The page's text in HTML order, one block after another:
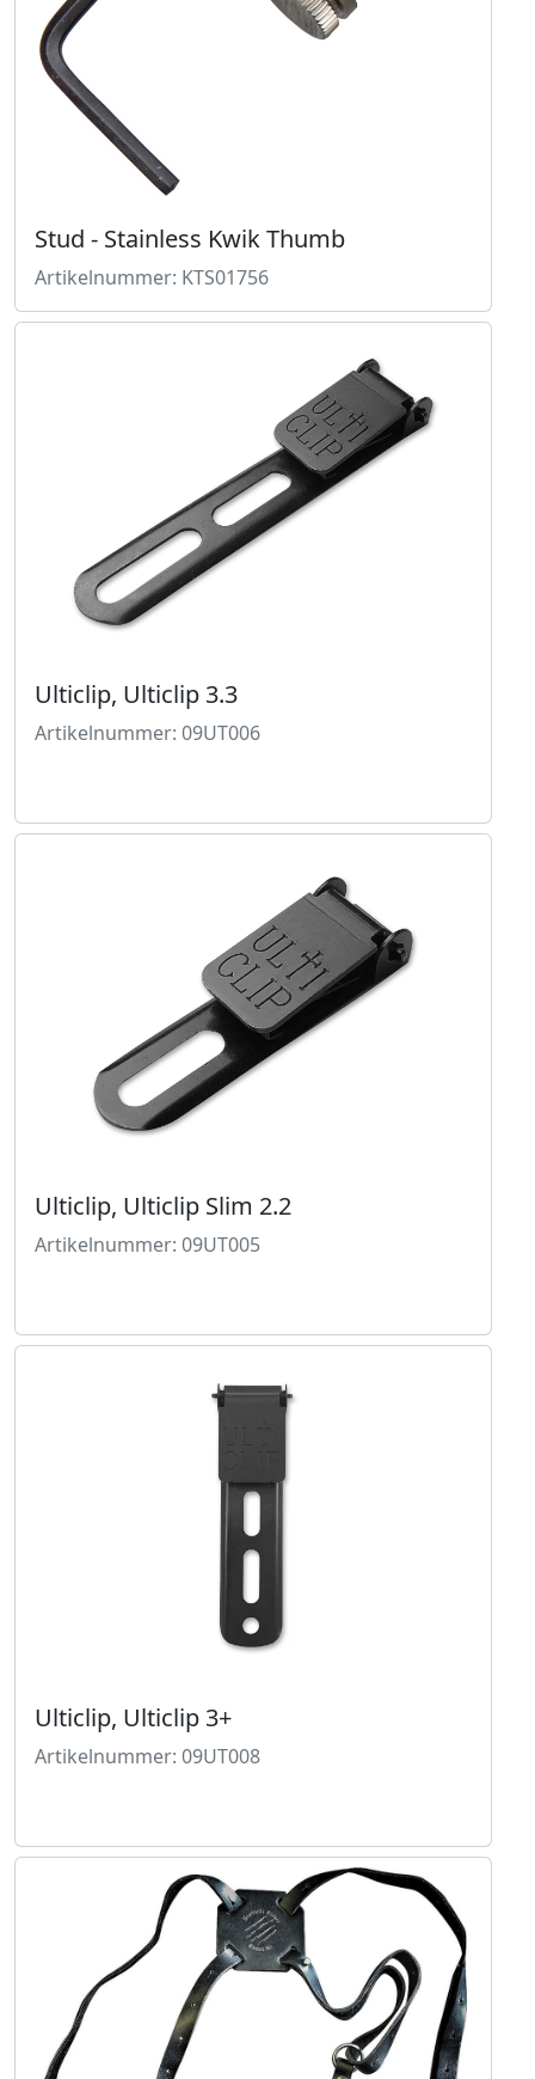
Stud - Stainless Kwik Thumb
Artikelnummer: KTS01756
Ulticlip, Ulticlip 3.3
Artikelnummer: 09UT006
Ulticlip, Ulticlip Slim 2.2
Artikelnummer: 09UT005
Ulticlip, Ulticlip 3+
Artikelnummer: 09UT008